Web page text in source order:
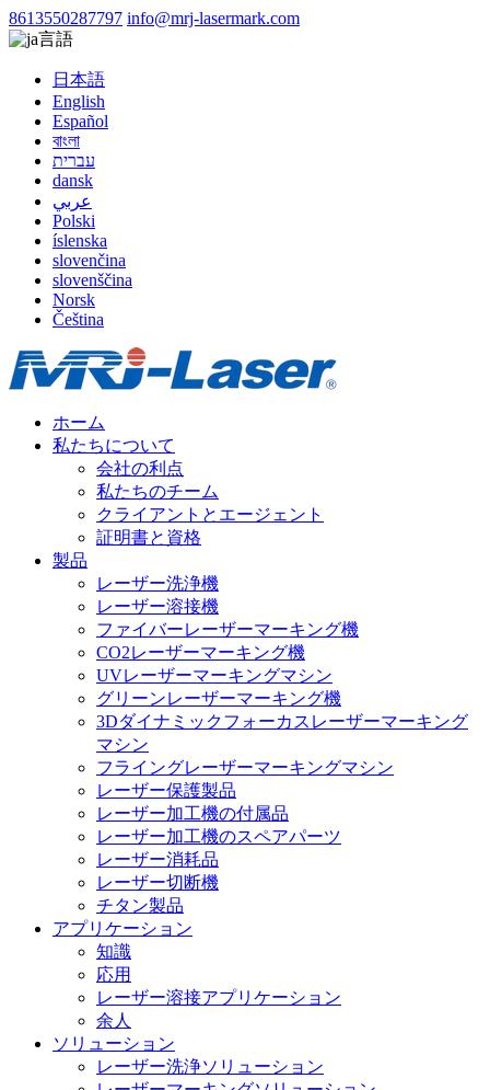
8613550287797 info@mrj-lasermark.com
言語
日本語
English
Español
বাংলা
עברית
dansk
عربي
Polski
íslenska
slovenčina
slovenščina
Norsk
Čeština
ホーム
私たちについて
会社の利点
私たちのチーム
クライアントとエージェント
証明書と資格
製品
レーザー洗浄機
レーザー溶接機
ファイバーレーザーマーキング機
CO2レーザーマーキング機
UVレーザーマーキングマシン
グリーンレーザーマーキング機
3Dダイナミックフォーカスレーザーマーキング
マシン
フライングレーザーマーキングマシン
レーザー保護製品
レーザー加工機の付属品
レーザー加工機のスペアパーツ
レーザー消耗品
レーザー切断機
チタン製品
アプリケーション
知識
応用
レーザー溶接アプリケーション
余人
ソリューション
レーザー洗浄ソリューション